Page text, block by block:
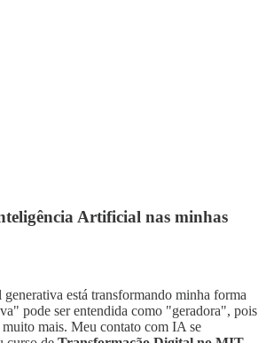
Artificial nas minhas
está transformando minha forma
pode ser entendida como "geradora", pois
mais. Meu contato com IA se